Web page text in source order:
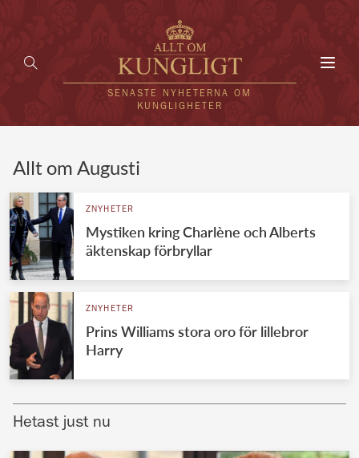
SENASTE NYHETERNA OM
KUNGLIGHETER
UTLÄNDSKT
VÄRLDENS KUNGAHUS
Svenska kungahuset
Allt om Augusti
ZNYHETER
Mystiken kring Charlène och Alberts
äktenskap förbryllar
ZNYHETER
Prins Williams stora oro för lillebror
Harry
Hetast just nu